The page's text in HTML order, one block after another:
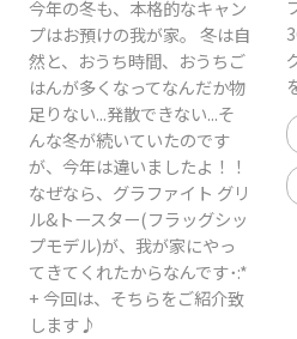
今年の冬も、本格的なキャン
プはお預けの我が家。 冬は自
然と、おうち時間、おうちご
はんが多くなってなんだか物
足りない...発散できない...そ
んな冬が続いていたのです
が、今年は違いましたよ！！
なぜなら、グラファイト グリ
ル&トースター(フラッグシッ
プモデル)が、我が家にやっ
てきてくれたからなんです･:*
+ 今回は、そちらをご紹介致
します♪